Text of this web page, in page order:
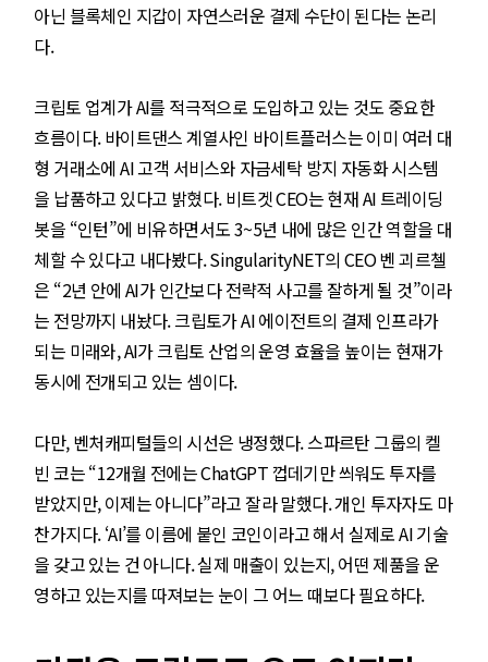
아닌 블록체인 지갑이 자연스러운 결제 수단이 된다는 논리
다.
크립토 업계가 AI를 적극적으로 도입하고 있는 것도 중요한
흐름이다. 바이트댄스 계열사인 바이트플러스는 이미 여러 대
형 거래소에 AI 고객 서비스와 자금세탁 방지 자동화 시스템
을 납품하고 있다고 밝혔다. 비트겟 CEO는 현재 AI 트레이딩
봇을 “인턴”에 비유하면서도 3~5년 내에 많은 인간 역할을 대
체할 수 있다고 내다봤다. SingularityNET의 CEO 벤 괴르첼
은 “2년 안에 AI가 인간보다 전략적 사고를 잘하게 될 것”이라
는 전망까지 내놨다. 크립토가 AI 에이전트의 결제 인프라가
되는 미래와, AI가 크립토 산업의 운영 효율을 높이는 현재가
동시에 전개되고 있는 셈이다.
다만, 벤처캐피털들의 시선은 냉정했다. 스파르탄 그룹의 켈
빈 코는 “12개월 전에는 ChatGPT 껍데기만 씌워도 투자를
받았지만, 이제는 아니다”라고 잘라 말했다. 개인 투자자도 마
찬가지다. ‘AI’를 이름에 붙인 코인이라고 해서 실제로 AI 기술
을 갖고 있는 건 아니다. 실제 매출이 있는지, 어떤 제품을 운
영하고 있는지를 따져보는 눈이 그 어느 때보다 필요하다.